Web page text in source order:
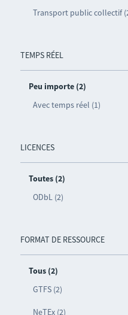
Transport public collectif
TEMPS RÉEL
Peu importe (2)
Avec temps réel (1)
LICENCES
Toutes (2)
ODbL (2)
FORMAT DE RESSOURCE
Tous (2)
GTFS (2)
NeTEx (2)